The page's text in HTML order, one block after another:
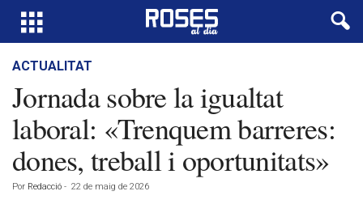
ACTUALITAT
Jornada sobre la igualtat
laboral: «Trenquem barreres:
dones, treball i oportunitats»
Por Redacció - 22 de maig de 2026